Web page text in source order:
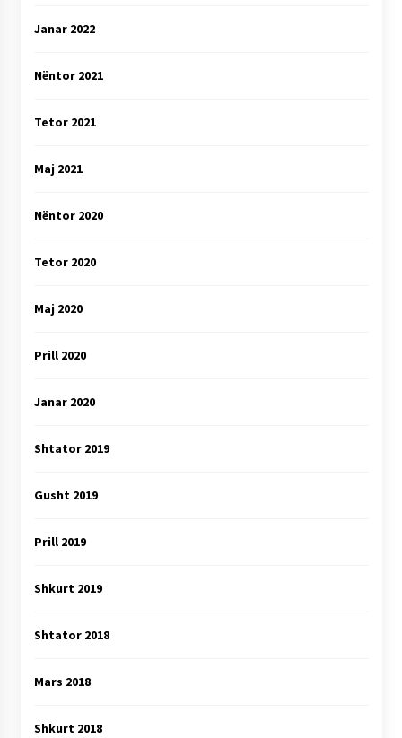
Janar 2022
Nëntor 2021
Tetor 2021
Maj 2021
Nëntor 2020
Tetor 2020
Maj 2020
Prill 2020
Janar 2020
Shtator 2019
Gusht 2019
Prill 2019
Shkurt 2019
Shtator 2018
Mars 2018
Shkurt 2018